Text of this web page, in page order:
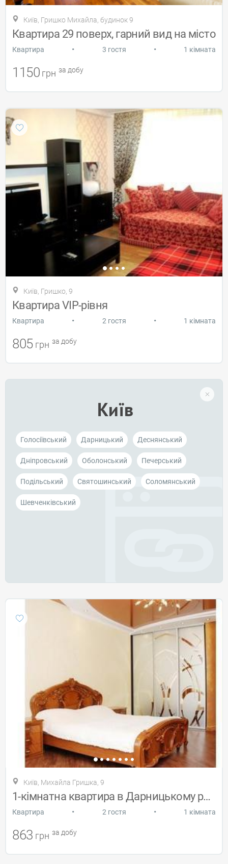
Київ, Гришко Михайла, будинок 9
Квартира 29 поверх, гарний вид на місто
Квартира • 3 гостя • 1 кімната
1150 грн за добу
Київ, Гришко, 9
Квартира VIP-рівня
Квартира • 2 гостя • 1 кімната
805 грн за добу
Київ
Голосіївський Дарницький Деснянський
Дніпровський Оболонський Печерський
Подільський Святошинський Соломянський
Шевченківський
Київ, Михайла Гришка, 9
1-кімнатна квартира в Дарницькому районі
Квартира • 2 гостя • 1 кімната
863 грн за добу